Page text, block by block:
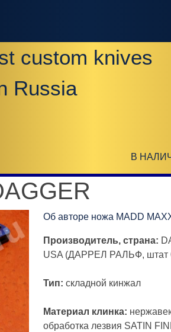
custom knives
Russia
В
Об авторе ножа MADD
Производитель, страна:
USA (ДАРРЕЛ РАЛЬФ, штат
Тип: складной кинжал
Материал клинка:
обработка лезвия SATIN